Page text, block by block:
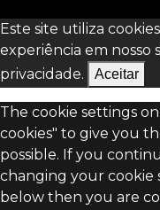
Este site utiliza
experiência em nosso
privacidade.
Aceitar
The cookie settings
cookies" to give you
possible. If you
changing your cookie
below then you are